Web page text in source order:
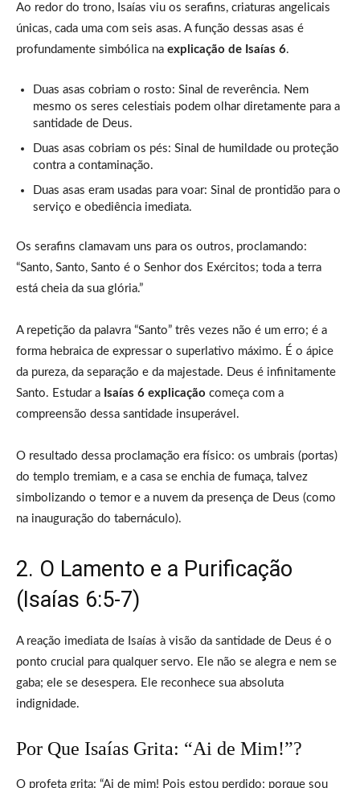
Ao redor do trono, Isaías viu os serafins, criaturas angelicais
únicas, cada uma com seis asas. A função dessas asas é
profundamente simbólica na explicação de Isaías 6.
Duas asas cobriam o rosto: Sinal de reverência. Nem
mesmo os seres celestiais podem olhar diretamente para a
santidade de Deus.
Duas asas cobriam os pés: Sinal de humildade ou proteção
contra a contaminação.
Duas asas eram usadas para voar: Sinal de prontidão para o
serviço e obediência imediata.
Os serafins clamavam uns para os outros, proclamando:
“Santo, Santo, Santo é o Senhor dos Exércitos; toda a terra
está cheia da sua glória.”
A repetição da palavra “Santo” três vezes não é um erro; é a
forma hebraica de expressar o superlativo máximo. É o ápice
da pureza, da separação e da majestade. Deus é infinitamente
Santo. Estudar a Isaías 6 explicação começa com a
compreensão dessa santidade insuperável.
O resultado dessa proclamação era físico: os umbrais (portas)
do templo tremiam, e a casa se enchia de fumaça, talvez
simbolizando o temor e a nuvem da presença de Deus (como
na inauguração do tabernáculo).
2. O Lamento e a Purificação
(Isaías 6:5-7)
A reação imediata de Isaías à visão da santidade de Deus é o
ponto crucial para qualquer servo. Ele não se alegra e nem se
gaba; ele se desespera. Ele reconhece sua absoluta
indignidade.
Por Que Isaías Grita: “Ai de Mim!”?
O profeta grita: “Ai de mim! Pois estou perdido; porque sou